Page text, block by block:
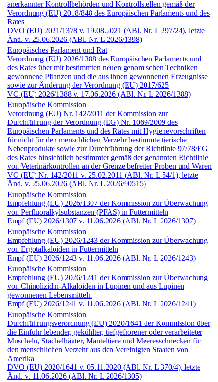
anerkannter Kontrollbehörden und Kontrollstellen gemäß der
Verordnung (EU) 2018/848 des Europäischen Parlaments und des
Rates
DVO (EU) 2021/1378 v. 19.08.2021 (ABl. Nr. L 297/24), letzte
Änd. v. 25.06.2026 (ABl. Nr. L 2026/1398)
Europäisches Parlament und Rat
Verordnung (EU) 2026/1388 des Europäischen Parlaments und
des Rates über mit bestimmten neuen genomischen Techniken
gewonnene Pflanzen und die aus ihnen gewonnenen Erzeugnisse
sowie zur Änderung der Verordnung (EU) 2017/625
VO (EU) 2026/1388 v. 17.06.2026 (ABl. Nr. L 2026/1388)
Europäische Kommission
Verordnung (EU) Nr. 142/2011 der Kommission zur
Durchführung der Verordnung (EG) Nr. 1069/2009 des
Europäischen Parlaments und des Rates mit Hygienevorschriften
für nicht für den menschlichen Verzehr bestimmte tierische
Nebenprodukte sowie zur Durchführung der Richtlinie 97/78/EG
des Rates hinsichtlich bestimmter gemäß der genannten Richtlinie
von Veterinärkontrollen an der Grenze befreiter Proben und Waren
VO (EU) Nr. 142/2011 v. 25.02.2011 (ABl. Nr. L 54/1), letzte
Änd. v. 25.06.2026 (ABl. Nr. L 2026/90515)
Europäische Kommission
Empfehlung (EU) 2026/1307 der Kommission zur Überwachung
von Perfluoralkylsubstanzen (PFAS) in Futtermitteln
Empf (EU) 2026/1307 v. 11.06.2026 (ABl. Nr. L 2026/1307)
Europäische Kommission
Empfehlung (EU) 2026/1243 der Kommission zur Überwachung
von Ergotalkaloiden in Futtermitteln
Empf (EU) 2026/1243 v. 11.06.2026 (ABl. Nr. L 2026/1243)
Europäische Kommission
Empfehlung (EU) 2026/1241 der Kommission zur Überwachung
von Chinolizidin-Alkaloiden in Lupinen und aus Lupinen
gewonnenen Lebensmitteln
Empf (EU) 2026/1241 v. 11.06.2026 (ABl. Nr. L 2026/1241)
Europäische Kommission
Durchführungs­verordnung (EU) 2020/1641 der Kommission über
die Einfuhr lebender, gekühlter, tiefgefrorener oder verarbeiteter
Muscheln, Stachelhäuter, Manteltiere und Meeresschnecken für
den menschlichen Verzehr aus den Vereinigten Staaten von
Amerika
DVO (EU) 2020/1641 v. 05.11.2020 (ABl. Nr. L 370/4), letzte
Änd. v. 11.06.2026 (ABl. Nr. L 2026/1305)